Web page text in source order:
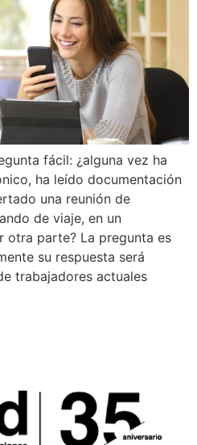
fácil: ¿alguna vez ha
ha leído documentación
una reunión de
de viaje, en un
otra parte? La pregunta es
su respuesta será
trabajadores actuales